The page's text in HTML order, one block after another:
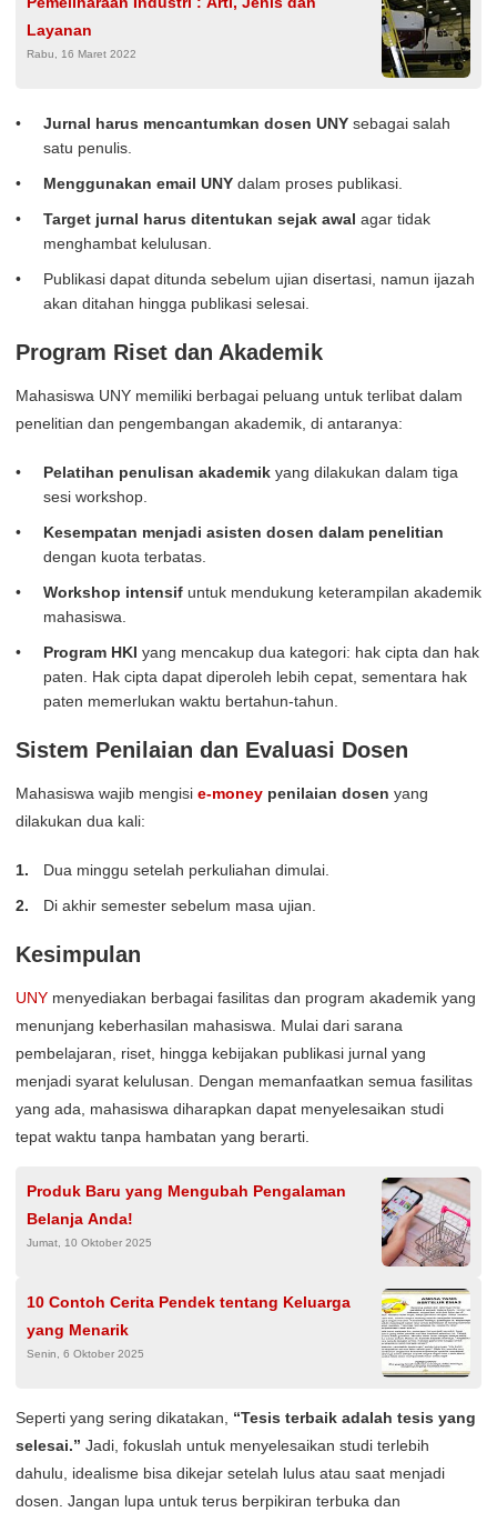
Layanan
Rabu, 16 Maret 2022
Jurnal harus mencantumkan dosen UNY sebagai salah
satu penulis.
Menggunakan email UNY dalam proses publikasi.
Target jurnal harus ditentukan sejak awal agar tidak
menghambat kelulusan.
Publikasi dapat ditunda sebelum ujian disertasi, namun ijazah
akan ditahan hingga publikasi selesai.
Program Riset dan Akademik
Mahasiswa UNY memiliki berbagai peluang untuk terlibat dalam
penelitian dan pengembangan akademik, di antaranya:
Pelatihan penulisan akademik yang dilakukan dalam tiga
sesi workshop.
Kesempatan menjadi asisten dosen dalam penelitian
dengan kuota terbatas.
Workshop intensif untuk mendukung keterampilan akademik
mahasiswa.
Program HKI yang mencakup dua kategori: hak cipta dan hak
paten. Hak cipta dapat diperoleh lebih cepat, sementara hak
paten memerlukan waktu bertahun-tahun.
Sistem Penilaian dan Evaluasi Dosen
Mahasiswa wajib mengisi e-money penilaian dosen yang
dilakukan dua kali:
Dua minggu setelah perkuliahan dimulai.
Di akhir semester sebelum masa ujian.
Kesimpulan
UNY menyediakan berbagai fasilitas dan program akademik yang
menunjang keberhasilan mahasiswa. Mulai dari sarana
pembelajaran, riset, hingga kebijakan publikasi jurnal yang
menjadi syarat kelulusan. Dengan memanfaatkan semua fasilitas
yang ada, mahasiswa diharapkan dapat menyelesaikan studi
tepat waktu tanpa hambatan yang berarti.
Produk Baru yang Mengubah Pengalaman
Belanja Anda!
Jumat, 10 Oktober 2025
10 Contoh Cerita Pendek tentang Keluarga
yang Menarik
Senin, 6 Oktober 2025
Seperti yang sering dikatakan, “Tesis terbaik adalah tesis yang
selesai.” Jadi, fokuslah untuk menyelesaikan studi terlebih
dahulu, idealisme bisa dikejar setelah lulus atau saat menjadi
dosen. Jangan lupa untuk terus berpikiran terbuka dan